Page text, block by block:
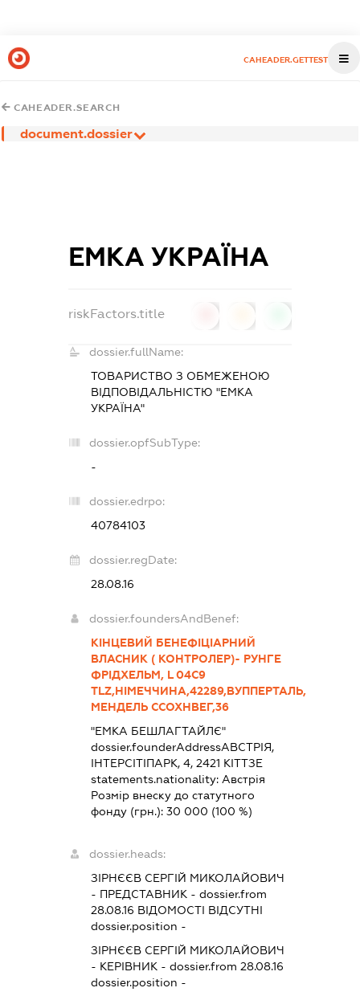
CAHEADER.GETTEST
CAHEADER.SEARCH
document.dossier
ЕМКА УКРАЇНА
riskFactors.title
dossier.fullName:
ТОВАРИСТВО З ОБМЕЖЕНОЮ
ВІДПОВІДАЛЬНІСТЮ "ЕМКА
УКРАЇНА"
dossier.opfSubType:
-
dossier.edrpo:
40784103
dossier.regDate:
28.08.16
dossier.foundersAndBenef:
КІНЦЕВИЙ БЕНЕФІЦІАРНИЙ
ВЛАСНИК ( КОНТРОЛЕР)- РУНГЕ
ФРІДХЕЛЬМ, L 04С9
TLZ,НІМЕЧЧИНА,42289,ВУППЕРТАЛЬ,
МЕНДЕЛЬ ССОХНВЕГ,36
"ЕМКА БЕШЛАГТАЙЛЄ"
dossier.founderAddressАВСТРІЯ,
ІНТЕРСІТІПАРК, 4, 2421 КІТТЗЕ
statements.nationality: Австрія
Розмір внеску до статутного
фонду (грн.): 30 000 (100 %)
dossier.heads:
ЗІРНЄЄВ СЕРГІЙ МИКОЛАЙОВИЧ
- ПРЕДСТАВНИК- dossier.from
28.08.16 ВІДОМОСТІ ВІДСУТНІ
dossier.position -
ЗІРНЄЄВ СЕРГІЙ МИКОЛАЙОВИЧ
- КЕРІВНИК- dossier.from 28.08.16
dossier.position -